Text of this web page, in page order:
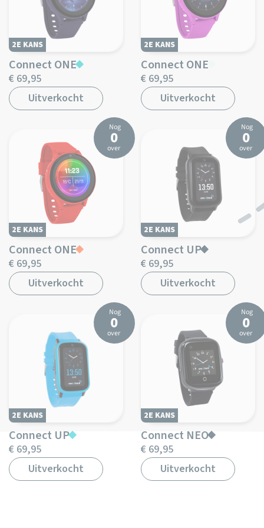
2E KANS
Connect ONE
€ 69,95
Uitverkocht
2E KANS
Connect ONE
€ 69,95
Uitverkocht
Nog
0
over
2E KANS
Connect ONE
€ 69,95
Uitverkocht
Nog
0
over
2E KANS
Connect UP
€ 69,95
Uitverkocht
Nog
0
over
2E KANS
Connect UP
€ 69,95
Uitverkocht
Nog
0
over
2E KANS
Connect NEO
€ 69,95
Uitverkocht